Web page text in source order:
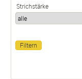
Strichstärke